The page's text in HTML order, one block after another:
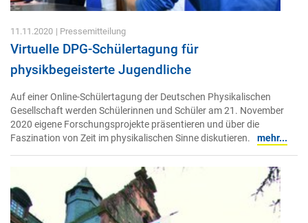
11.11.2020 | Pressemitteilung
Virtuelle DPG-Schülertagung für
physikbegeisterte Jugendliche
Auf einer Online-Schülertagung der Deutschen Physikalischen
Gesellschaft werden Schülerinnen und Schüler am 21. November
2020 eigene Forschungsprojekte präsentieren und über die
Faszination von Zeit im physikalischen Sinne diskutieren.
mehr...